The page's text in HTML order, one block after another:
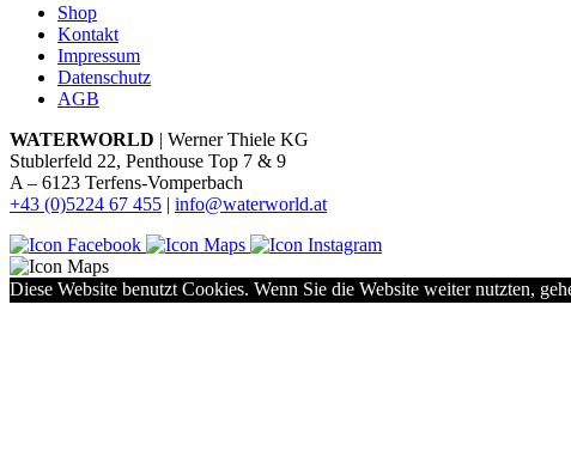
Shop
Kontakt
Impressum
Datenschutz
AGB
WATERWORLD | Werner Thiele KG
Stublerfeld 22, Penthouse Top 7 & 9
A – 6123 Terfens-Vomperbach
+43 (0)5224 67 455 | info@waterworld.at
Diese Website benutzt Cookies. Wenn Sie die Website weiter nutzten,